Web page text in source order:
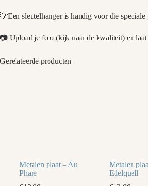
💡Een sleutelhanger is handig voor die
📷 Upload je foto (kijk naar de kwaliteit) en
Gerelateerde producten
Metalen plaat – Au
Phare
Metalen
Edelquell